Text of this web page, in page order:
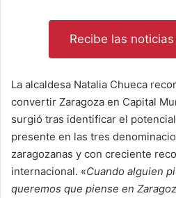
Recibe las
La alcaldesa Natalia Chueca
convertir Zaragoza en Capital
surgió tras identificar el
presente en las tres
zaragozanas y con creciente
internacional. «Cuando alguien
queremos que piense en